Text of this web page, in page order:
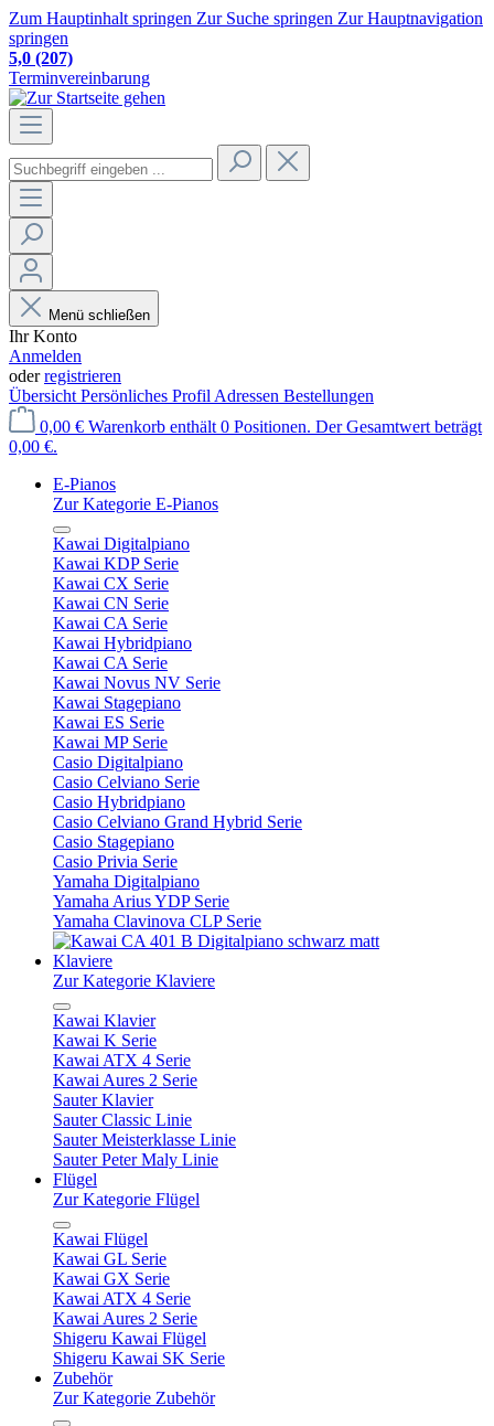
Zum Hauptinhalt springen Zur Suche springen Zur Hauptnavigation
springen
5,0 (207)
Terminvereinbarung
Menü schließen
Ihr Konto
Anmelden
oderregistrieren
Übersicht Persönliches Profil Adressen Bestellungen
0,00 € Warenkorb enthält 0 Positionen. Der Gesamtwert beträgt
0,00 €.
E-Pianos
Zur Kategorie E-Pianos
Kawai Digitalpiano
Kawai KDP Serie
Kawai CX Serie
Kawai CN Serie
Kawai CA Serie
Kawai Hybridpiano
Kawai CA Serie
Kawai Novus NV Serie
Kawai Stagepiano
Kawai ES Serie
Kawai MP Serie
Casio Digitalpiano
Casio Celviano Serie
Casio Hybridpiano
Casio Celviano Grand Hybrid Serie
Casio Stagepiano
Casio Privia Serie
Yamaha Digitalpiano
Yamaha Arius YDP Serie
Yamaha Clavinova CLP Serie
Klaviere
Zur Kategorie Klaviere
Kawai Klavier
Kawai K Serie
Kawai ATX 4 Serie
Kawai Aures 2 Serie
Sauter Klavier
Sauter Classic Linie
Sauter Meisterklasse Linie
Sauter Peter Maly Linie
Flügel
Zur Kategorie Flügel
Kawai Flügel
Kawai GL Serie
Kawai GX Serie
Kawai ATX 4 Serie
Kawai Aures 2 Serie
Shigeru Kawai Flügel
Shigeru Kawai SK Serie
Zubehör
Zur Kategorie Zubehör